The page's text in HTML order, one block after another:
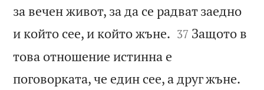
за вечен живот, за да се радват заедно
и който сее, и който жъне. 

37 Защото в
това отношение истинна е
поговорката, че един сее, а друг жъне.